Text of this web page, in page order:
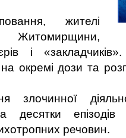
жителі
і
окремі дози та
злочинної
десятки епізодів
речовин.